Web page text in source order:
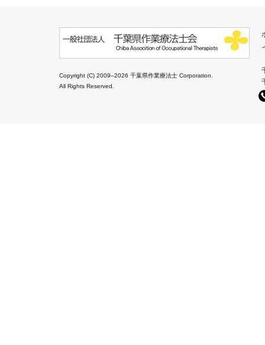
Copyright (C) 2009–2026 千葉県作業療法士 Corporation.
All Rights Reserved.